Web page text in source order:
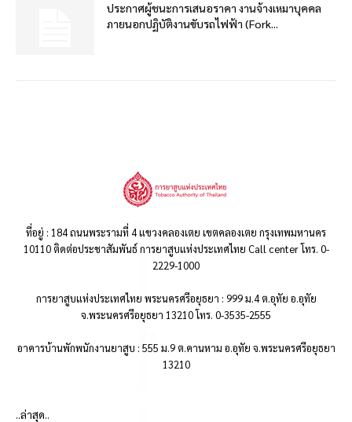
ประกาศผู้ชนะการเสนอราคา งานจ้างเหมาบุคคล
ภายนอกปฏิบัติงานขับรถไฟฟ้า (Fork...
ที่อยู่ : 184 ถนนพระรามที่ 4 แขวงคลองเตย เขตคลองเตย กรุงเทพมหานคร
10110 ติดต่อประชาสัมพันธ์ การยาสูบแห่งประเทศไทย Call center โทร. 0-
2229-1000
การยาสูบแห่งประเทศไทย พระนครศรีอยุธยา : 999 ม.4 ต.อุทัย อ.อุทัย
จ.พระนครศรีอยุธยา 13210 โทร. 0-3535-2555
อาคารบ้านพักพนักงานยาสูบ : 555 ม.9 ต.คานหาม อ.อุทัย จ.พระนครศรีอยุธยา
13210
..ล่าสุด..